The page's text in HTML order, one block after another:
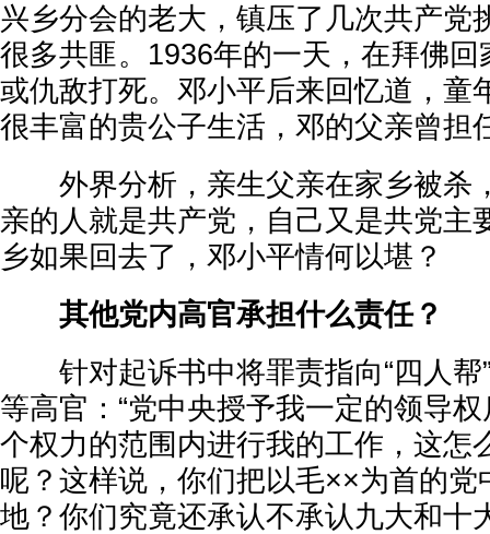
兴乡分会的老大，镇压了几次共产党
很多共匪。1936年的一天，在拜佛
或仇敌打死。邓小平后来回忆道，童
很丰富的贵公子生活，邓的父亲曾担
外界分析，亲生父亲在家乡被杀
亲的人就是共产党，自己又是共党主
乡如果回去了，邓小平情何以堪？
其他党内高官承担什么责任？
针对起诉书中将罪责指向“四人帮
等高官：“党中央授予我一定的领导
个权力的范围内进行我的工作，这怎
呢？这样说，你们把以毛××为首的党
地？你们究竟还承认不承认九大和十